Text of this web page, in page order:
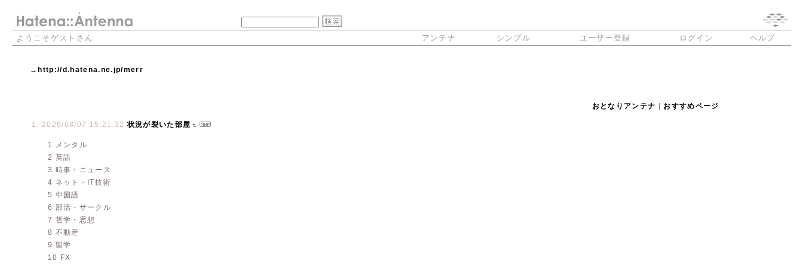
ようこそゲストさん アンテナ シンプル ユーザー登録 ログイン ヘルプ
→http://d.hatena.ne.jp/merr
おとなりアンテナ おすすめページ
2026/08/07 15:21:32 状況が裂いた部屋
1 メンタル
2 英語
3 時事・ニュース
4 ネット・IT技術
5 中国語
6 部活・サークル
7 哲学・思想
8 不動産
9 留学
10 FX